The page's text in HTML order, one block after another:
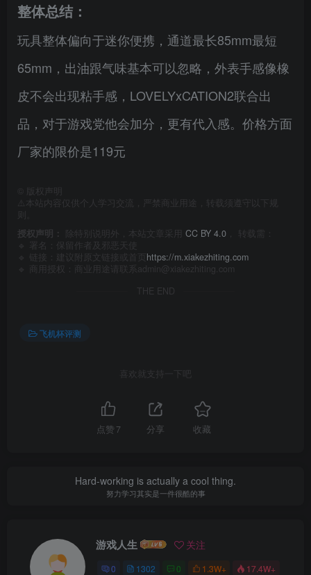
整体总结：
玩具整体偏向于迷你便携，通道最长85mm最短
65mm，出油跟气味基本可以忽略，外表手感像橡
皮不会出现粘手感，LOVELYxCATION2联合出
品，对于游戏党他会加分，更有代入感。价格方面
厂家的限价是119元
版权声明
⚠️本站内容仅供个人学习交流，严禁商业用途，转载须遵守以下规
授权声明：
除特别说明外，本站文章采用 CC BY 4.0 ， 转载需：
🔹 署名：保留作者及 邪恶天使
🔹 链接：建议附原文链接或首页 https://m.xiakezhiting.com
🔹 商用授权：商业用途请联系admin@xiakezhiting.com
THE END
飞机杯评测
喜欢就支持一下吧
点赞 7 分享 收藏
Hard-working is actually a cool thing.
努力学习其实是一件很酷的事
游戏人生 关注
0 1302 0 1.3W+ 17.4W+